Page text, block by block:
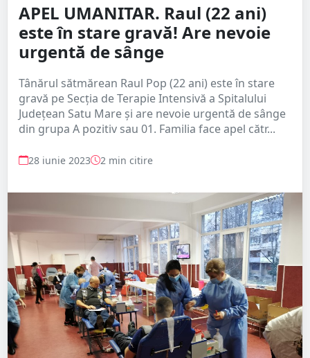
APEL UMANITAR. Raul (22 ani)
este în stare gravă! Are nevoie
urgentă de sânge
Tânărul sătmărean Raul Pop (22 ani) este în stare
gravă pe Secția de Terapie Intensivă a Spitalului
Județean Satu Mare și are nevoie urgentă de sânge
din grupa A pozitiv sau 01. Familia face apel cătr...
28 iunie 2023 2 min citire